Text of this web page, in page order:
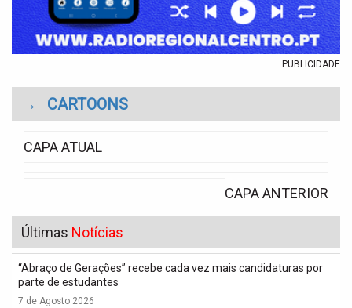
PUBLICIDADE
→ CARTOONS
CAPA ATUAL
CAPA ANTERIOR
Últimas Notícias
“Abraço de Gerações” recebe cada vez mais candidaturas por
parte de estudantes
7 de Agosto 2026